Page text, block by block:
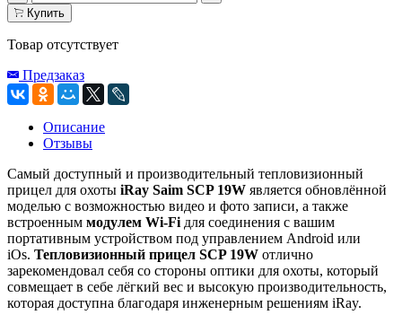
Купить
Товар отсутствует
Предзаказ
Описание
Отзывы
Самый доступный и производительный тепловизионный
прицел для охоты iRay Saim SCP 19W является обновлённой
моделью с возможностью видео и фото записи, а также
встроенным модулем Wi-Fi для соединения с вашим
портативным устройством под управлением Android или
iOs. Тепловизионный прицел SCP 19W отлично
зарекомендовал себя со стороны оптики для охоты, который
совмещает в себе лёгкий вес и высокую производительность,
которая доступна благодаря инженерным решениям iRay.